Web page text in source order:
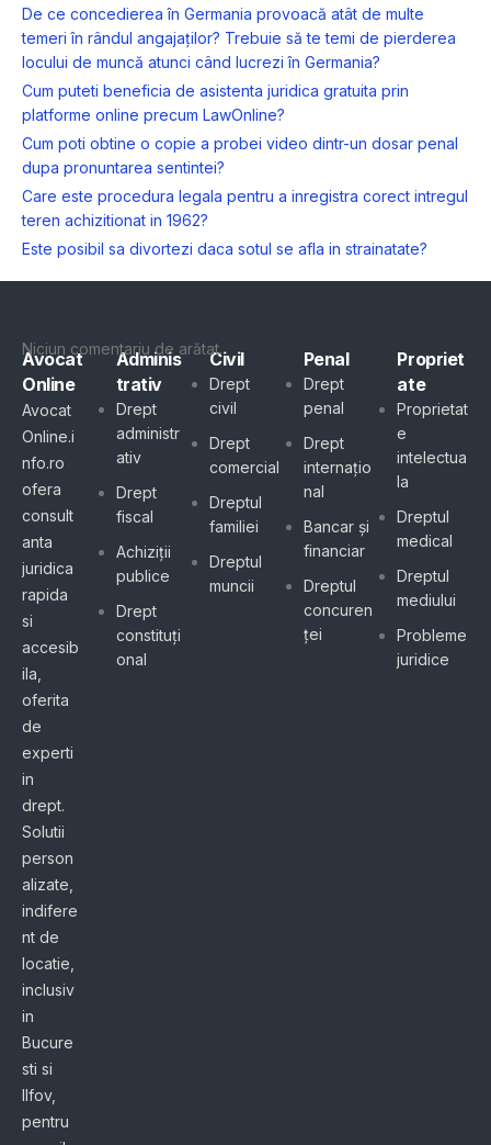
De ce concedierea în Germania provoacă atât de multe
temeri în rândul angajaților? Trebuie să te temi de pierderea
locului de muncă atunci când lucrezi în Germania?
Cum puteti beneficia de asistenta juridica gratuita prin
platforme online precum LawOnline?
Cum poti obtine o copie a probei video dintr-un dosar penal
dupa pronuntarea sentintei?
Care este procedura legala pentru a inregistra corect intregul
teren achizitionat in 1962?
Este posibil sa divortezi daca sotul se afla in strainatate?
Niciun comentariu de arătat.
Avocat
Online
Avocat
Online.i
nfo.ro
ofera
consult
anta
juridica
rapida
si
accesib
ila,
oferita
de
experti
in
drept.
Solutii
person
alizate,
indifere
nt de
locatie,
inclusiv
in
Bucure
sti si
Ilfov,
pentru
Adminis
trativ
Drept
administr
ativ
Drept
fiscal
Achiziții
publice
Drept
constituți
onal
Civil
Drept
civil
Drept
comercial
Dreptul
familiei
Dreptul
muncii
Penal
Drept
penal
Drept
internațio
nal
Bancar și
financiar
Dreptul
concuren
ței
Propriet
ate
Proprietat
e
intelectua
la
Dreptul
medical
Dreptul
mediului
Probleme
juridice